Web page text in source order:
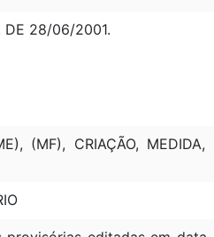
DE 28/06/2001.
(MF), CRIAÇÃO,